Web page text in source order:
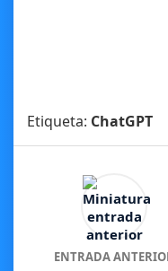
Etiqueta: ChatGPT
ENTRADA